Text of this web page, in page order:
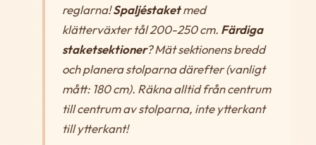
reglarna!Spaljéstaketmed
klätterväxter tål 200-250 cm. Färdiga
staketsektioner? Mät sektionens bredd
och planera stolparna därefter (vanligt
mått: 180 cm). Räkna alltid från centrum
till centrum av stolparna, inte ytterkant
till ytterkant!